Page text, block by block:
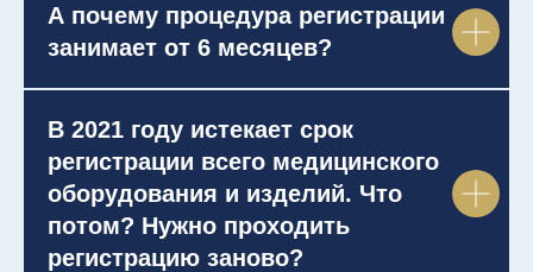
А почему процедура регистрации
занимает от 6 месяцев?
В 2021 году истекает срок
регистрации всего медицинского
оборудования и изделий. Что
потом? Нужно проходить
регистрацию заново?